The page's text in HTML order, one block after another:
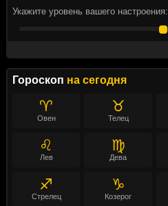
Укажите уровень вашего настроения:
Гороскоп на сегодня
♈
Овен
♉
Телец
♌
Лев
♍
Дева
♐
Стрелец
♑
Козерог